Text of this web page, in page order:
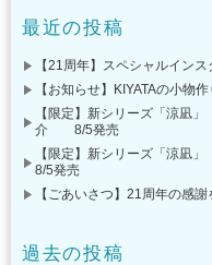
最近の投稿
【21周年】スペシャルイン
【お知らせ】KIYATAの小物
【限定】新シリーズ「涼凪
介 8/5発売
【限定】新シリーズ「涼凪
8/5発売
【ごあいさつ】21周年の感謝
過去の投稿